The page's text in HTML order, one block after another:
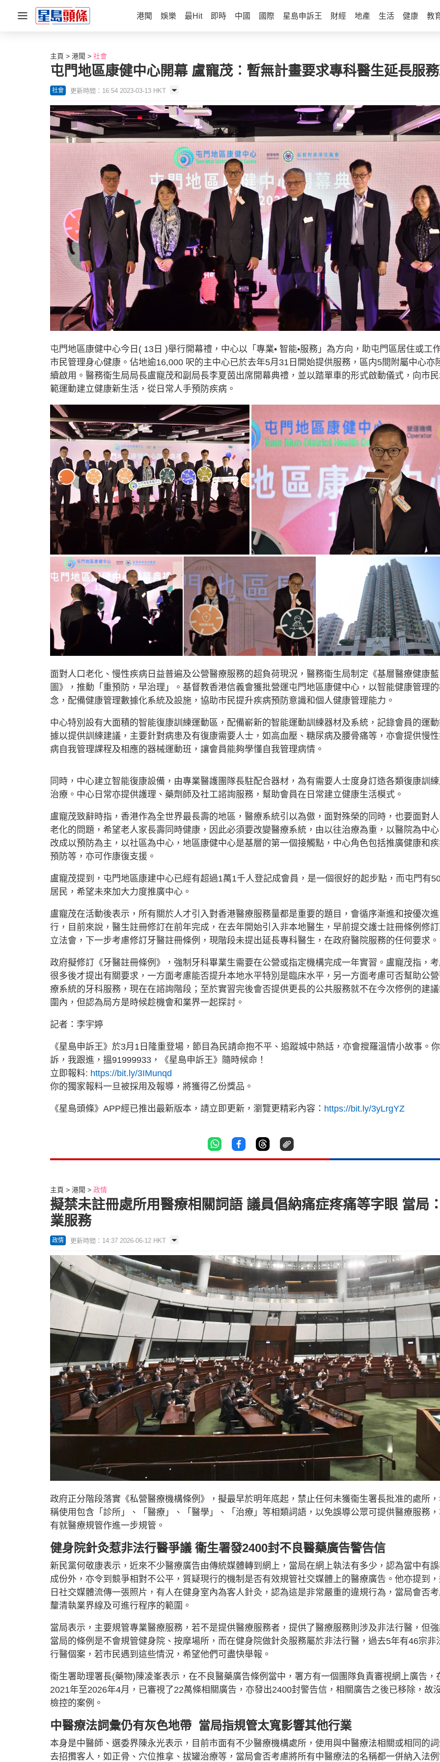
港聞 娛樂 最Hit 即時 中國 國際 星島申訴王 財經 地產 生活 健康 教
主頁 港聞 社會
屯門地區康健中心開幕 盧寵茂︰暫無計畫要求專科醫生延長服
社會 更新時間：16:54 2023-03-13 HKT
屯門地區康健中心今日( 13日 )舉行開幕禮，中心以「專業• 智能•服務」為方向，助屯門區居住或工
市民管理身心健康。佔地逾16,000 呎的主中心已於去年5月31日開始提供服務，區内5間附屬中心亦
續啟用。醫務衞生局局長盧寵茂和副局長李夏茵出席開幕典禮，並以踏單車的形式啟動儀式，向市
範運動建立健康新生活，從日常人手預防疾病。
面對人口老化、慢性疾病日益普遍及公營醫療服務的超負荷現況，醫務衞生局制定《基層醫療健康藍
圖》，推動「重預防，早治理」。基督教香港信義會獲批營運屯門地區康健中心，以智能健康管理
念，配備健康管理數據化系統及設施，協助市民提升疾病預防意識和個人健康管理能力。
中心特別設有大面積的智能復康訓練運動區，配備嶄新的智能運動訓練器材及系統，記錄會員的運
據以提供訓練建議，主要針對病患及有復康需要人士，如高血壓、糖尿病及腰骨痛等，亦會提供慢
病自我管理課程及相應的器械運動班，讓會員能夠學懂自我管理病情。
同時，中心建立智能復康設備，由專業醫護團隊長駐配合器材，為有需要人士度身訂造各類復康訓
治療。中心日常亦提供護理、藥劑師及社工諮詢服務，幫助會員在日常建立健康生活模式。
盧寵茂致辭時指，香港作為全世界最長壽的地區，醫療系統引以為傲，面對殊榮的同時，也要面對人
老化的問題，希望老人家長壽同時健康，因此必須要改變醫療系統，由以往治療為重，以醫院為中心
改成以預防為主，以社區為中心，地區康健中心是基層的第一個接觸點，中心角色包括推廣健康和
預防等，亦可作康復支援。
盧寵茂提到，屯門地區康建中心已經有超過1萬1千人登記成會員，是一個很好的起步點，而屯門有
居民，希望未來加大力度推廣中心。
盧寵茂在活動後表示，所有關於人才引入對香港醫療服務量都是重要的題目，會循序漸進和按優次進
行，目前來說，醫生註冊修訂在前年完成，在去年開始引入非本地醫生，早前提交護士註冊條例修
立法會，下一步考慮修訂牙醫註冊條例，現階段未提出延長專科醫生，在政府醫院服務的任何要求。
政府擬修訂《牙醫註冊條例》，強制牙科畢業生需要在公營或指定機構完成一年實習。盧寵茂指，
很多後才提出有關要求，一方面考慮能否提升本地水平特別是臨床水平，另一方面考慮可否幫助公
療系統的牙科服務，現在在諮詢階段；至於實習完後會否提供更長的公共服務就不在今次修例的建
圍內，但認為局方是時候趁機會和業界一起探討。
記者：李宇婷
《星島申訴王》於3月1日隆重登場，節目為民請命抱不平、追蹤城中熱話，亦會搜羅溫情小故事。
訴，我跟進，搵91999933，《星島申訴王》隨時候命！
立即報料: https://bit.ly/3IMunqd
你的獨家報料一旦被採用及報導，將獲得乙份獎品。
《星島頭條》APP經已推出最新版本，請立即更新，瀏覽更精彩內容： https://bit.ly/3yLrgYZ
主頁 港聞 政情
擬禁未註冊處所用醫療相關詞語 議員倡納痛症疼痛等字眼 當局
業服務
政情 更新時間：14:37 2026-06-12 HKT
政府正分階段落實《私營醫療機構條例》，擬最早於明年底起，禁止任何未獲衞生署長批准的處所，
稱使用包含「診所」、「醫療」、「醫學」、「治療」等相類詞語，以免誤導公眾可提供醫療服務
有就醫療規管作進一步規管。
健身院針灸惹非法行醫爭議 衞生署發2400封不良醫藥廣告警告信
新民黨何敬康表示，近來不少醫療廣告由傳統媒體轉到網上，當局在網上執法有多少，認為當中有
成份外，亦令到競爭相對不公平，質疑現行的機制是否有效規管社交媒體上的醫療廣告。他亦提到
日社交媒體流傳一張照片，有人在健身室內為客人針灸，認為這是非常嚴重的違規行為，當局會否
釐清執業界線及可進行程序的範圍。
當局表示，主要規管專業醫療服務，若不是提供醫療服務者，提供了醫療服務則涉及非法行醫，但強
當局的條例是不會規管健身院、按摩場所，而在健身院做針灸服務屬於非法行醫，過去5年有46宗非
行醫個案，若市民遇到這些情況，希望他們可盡快舉報。
衞生署助理署長(藥物)陳凌峯表示，在不良醫藥廣告條例當中，署方有一個團隊負責審視網上廣告，
2021年至2026年4月，已審視了22萬條相關廣告，亦發出2400封警告信，相關廣告之後已移除，故
檢控的案例。
中醫療法詞彙仍有灰色地帶 當局指規管太寬影響其他行業
本身是中醫師、選委界陳永光表示，目前市面有不少醫療機構處所，使用與中醫療法相關或相同的
去招攬客人，如正骨、穴位推拿、拔罐治療等，當局會否考慮將所有中醫療法的名稱都一併納入法